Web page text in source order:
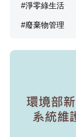
淨零綠生活
廢棄物管理